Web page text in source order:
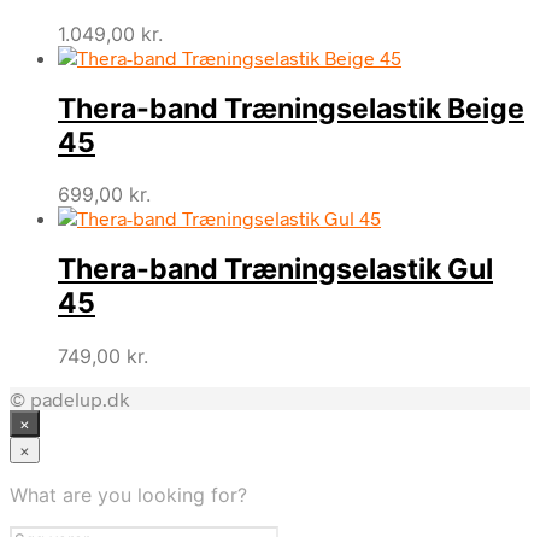
1.049,00 kr.
Thera-band Træningselastik Beige
45
699,00 kr.
Thera-band Træningselastik Gul
45
749,00 kr.
© padelup.dk
×
×
What are you looking for?